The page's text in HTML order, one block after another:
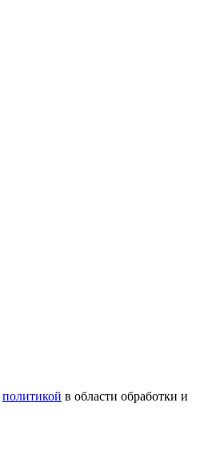
политикой в области обработки и